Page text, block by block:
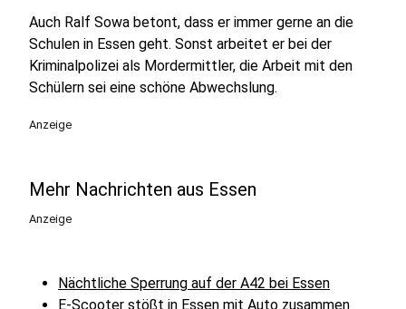
Auch Ralf Sowa betont, dass er immer gerne an die
Schulen in Essen geht. Sonst arbeitet er bei der
Kriminalpolizei als Mordermittler, die Arbeit mit den
Schülern sei eine schöne Abwechslung.
Anzeige
Mehr Nachrichten aus Essen
Anzeige
Nächtliche Sperrung auf der A42 bei Essen
E-Scooter stößt in Essen mit Auto zusammen